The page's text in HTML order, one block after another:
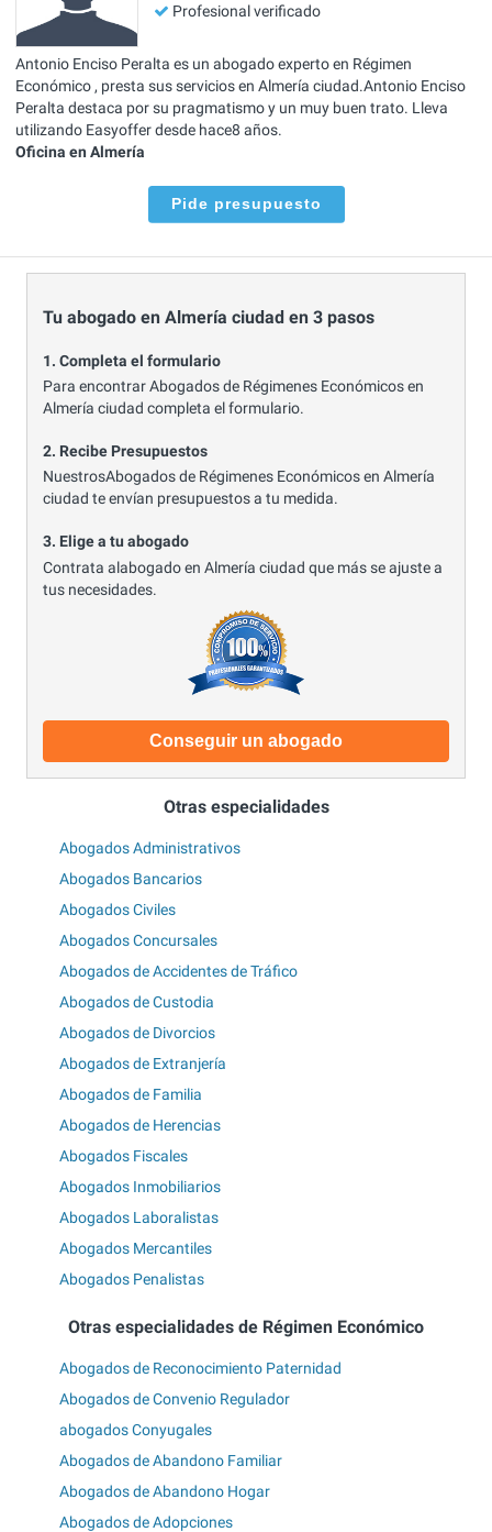
Profesional verificado
Antonio Enciso Peralta es un abogado experto en Régimen
Económico , presta sus servicios en Almería ciudad.Antonio Enciso
Peralta destaca por su pragmatismo y un muy buen trato. Lleva
utilizando Easyoffer desde hace8 años.
Oficina en Almería
Pide presupuesto
Tu abogado en Almería ciudad en 3 pasos
1. Completa el formulario
Para encontrar Abogados de Régimenes Económicos en
Almería ciudad completa el formulario.
2. Recibe Presupuestos
NuestrosAbogados de Régimenes Económicos en Almería
ciudad te envían presupuestos a tu medida.
3. Elige a tu abogado
Contrata alabogado en Almería ciudad que más se ajuste a
tus necesidades.
Conseguir un abogado
Otras especialidades
Abogados Administrativos
Abogados Bancarios
Abogados Civiles
Abogados Concursales
Abogados de Accidentes de Tráfico
Abogados de Custodia
Abogados de Divorcios
Abogados de Extranjería
Abogados de Familia
Abogados de Herencias
Abogados Fiscales
Abogados Inmobiliarios
Abogados Laboralistas
Abogados Mercantiles
Abogados Penalistas
Otras especialidades de Régimen Económico
Abogados de Reconocimiento Paternidad
Abogados de Convenio Regulador
abogados Conyugales
Abogados de Abandono Familiar
Abogados de Abandono Hogar
Abogados de Adopciones